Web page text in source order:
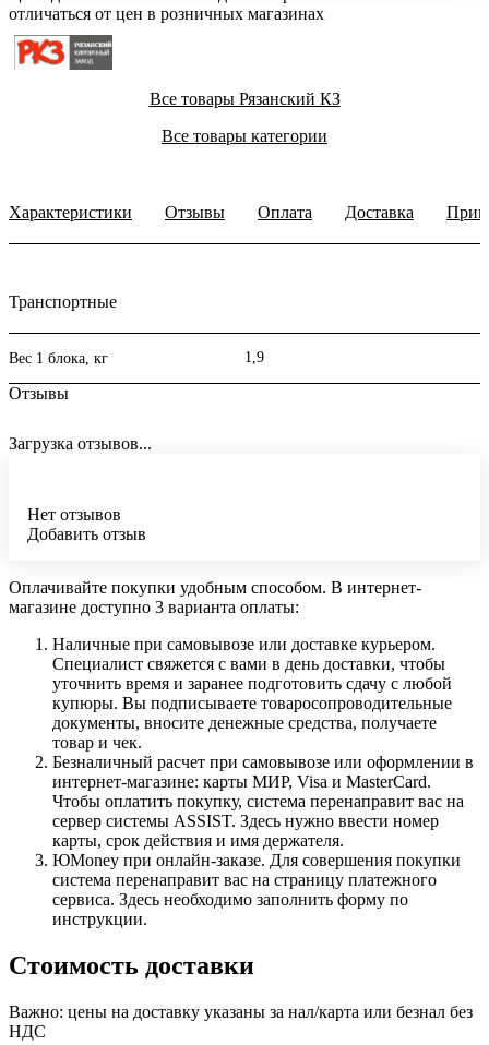
отличаться от цен в розничных магазинах
Все товары Рязанский КЗ
Все товары категории
Характеристики Отзывы Оплата Доставка
Транспортные
Вес 1 блока, кг 1,9
Отзывы
Загрузка отзывов...
Нет отзывов
Добавить отзыв
Оплачивайте покупки удобным способом. В интернет-
магазине доступно 3 варианта оплаты:
Наличные при самовывозе или доставке курьером.
Специалист свяжется с вами в день доставки, чтобы
уточнить время и заранее подготовить сдачу с любой
купюры. Вы подписываете товаросопроводительные
документы, вносите денежные средства, получаете
товар и чек.
Безналичный расчет при самовывозе или оформлении в
интернет-магазине: карты МИР, Visa и MasterCard.
Чтобы оплатить покупку, система перенаправит вас на
сервер системы ASSIST. Здесь нужно ввести номер
карты, срок действия и имя держателя.
ЮMoney при онлайн-заказе. Для совершения покупки
система перенаправит вас на страницу платежного
сервиса. Здесь необходимо заполнить форму по
инструкции.
Стоимость доставки
Важно: цены на доставку указаны за нал/карта или безнал без
НДС